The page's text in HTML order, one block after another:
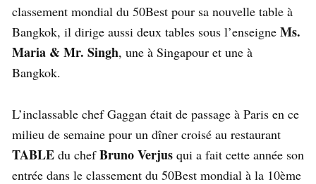
classement mondial du 50Best pour sa nouvelle table à
Bangkok, il dirige aussi deux tables sous l’enseigne Ms.
Maria & Mr. Singh, une à Singapour et une à
Bangkok.
L’inclassable chef Gaggan était de passage à Paris en ce
milieu de semaine pour un dîner croisé au restaurant
TABLE du chefBruno Verjus qui a fait cette année son
entrée dans le classement du 50Best mondial à la 10ème